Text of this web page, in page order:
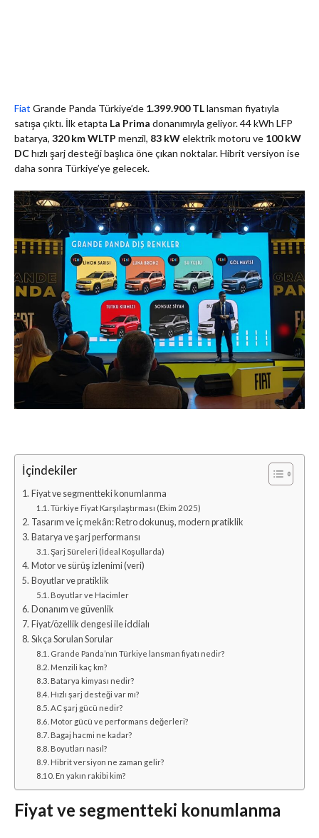
Fiat Grande Panda Türkiye’de 1.399.900 TLlansman fiyatıyla
satışa çıktı. İlk etapta La Prima donanımıyla geliyor. 44 kWh LFP
batarya, 320 km WLTP menzil, 83 kWelektrik motoru ve 100 kW
DChızlı şarj desteği başlıca öne çıkan noktalar. Hibrit versiyon ise
daha sonra Türkiye’ye gelecek.
İçindekiler
Fiyat ve segmentteki konumlanma
Türkiye Fiyat Karşılaştırması (Ekim 2025)
Tasarım ve iç mekân: Retro dokunuş, modern pratiklik
Batarya ve şarj performansı
Şarj Süreleri (İdeal Koşullarda)
Motor ve sürüş izlenimi (veri)
Boyutlar ve pratiklik
Boyutlar ve Hacimler
Donanım ve güvenlik
Fiyat/özellik dengesi ile iddialı
Sıkça Sorulan Sorular
Grande Panda’nın Türkiye lansman fiyatı nedir?
Menzili kaç km?
Batarya kimyası nedir?
Hızlı şarj desteği var mı?
AC şarj gücü nedir?
Motor gücü ve performans değerleri?
Bagaj hacmi ne kadar?
Boyutları nasıl?
Hibrit versiyon ne zaman gelir?
En yakın rakibi kim?
Fiyat ve segmentteki konumlanma